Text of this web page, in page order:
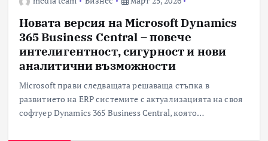
Новата версия на Microsoft Dynamics
365 Business Central – повече
интелигентност, сигурност и нови
аналитични възможности
Microsoft прави следващата решаваща стъпка в
развитието на ERP системите с актуализацията на своя
софтуер Dynamics 365 Business Central, която…